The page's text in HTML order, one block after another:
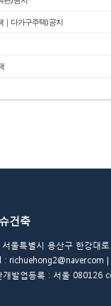
｜다가구주택) 공지
건축
서울특별시 용산구 한강대
:
개발업등록 : 서울 080126